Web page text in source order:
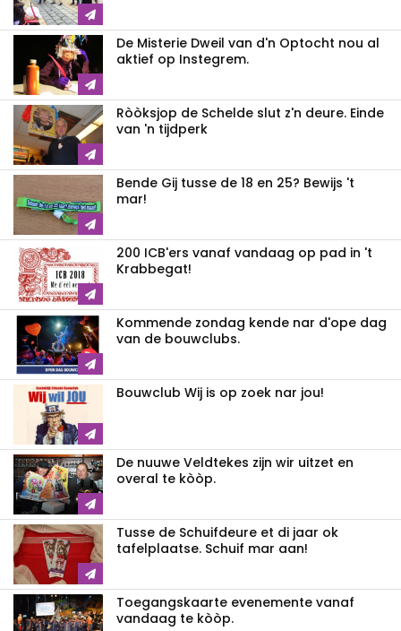
De Misterie Dweil van d'n Optocht nou al
aktief op Instegrem.
Ròòksjop de Schelde slut z'n deure. Einde
van 'n tijdperk
Bende Gij tusse de 18 en 25? Bewijs 't
mar!
200 ICB'ers vanaf vandaag op pad in 't
Krabbegat!
Kommende zondag kende nar d'ope dag
van de bouwclubs.
Bouwclub Wij is op zoek nar jou!
De nuuwe Veldtekes zijn wir uitzet en
overal te kòòp.
Tusse de Schuifdeure et di jaar ok
tafelplaatse. Schuif mar aan!
Toegangskaarte evenemente vanaf
vandaag te kòòp.